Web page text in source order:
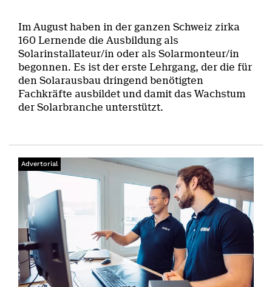
Im August haben in der ganzen Schweiz zirka
160 Lernende die Ausbildung als
Solarinstallateur/in oder als Solarmonteur/in
begonnen. Es ist der erste Lehrgang, der die für
den Solarausbau dringend benötigten
Fachkräfte ausbildet und damit das Wachstum
der Solarbranche unterstützt.
Advertorial